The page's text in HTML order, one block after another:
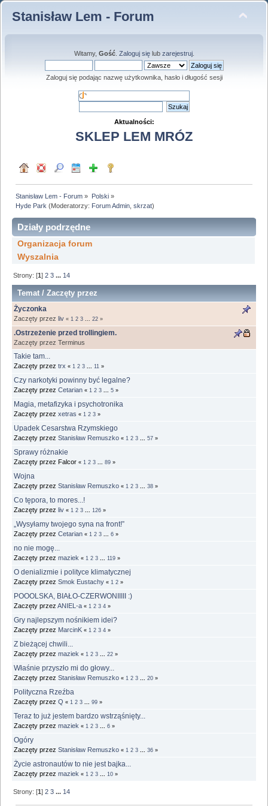
Stanisław Lem - Forum
Witamy, Gość. Zaloguj sięlub zarejestruj.
Zaloguj się podając nazwę użytkownika, hasło i długość sesji
Aktualności:
SKLEP LEM MRÓZ
Stanisław Lem - Forum » Polski»
Hyde Park (Moderatorzy: Forum Admin ,skrzat)
Działy podrzędne
Organizacja forum
Wyszalnia
Strony: [1]2 3 ... 14
Temat/Zaczęty przez
Życzonka
Zaczęty przez liv « 1 2 3 ... 22 »
.Ostrzeżenie przed trollingiem.
Zaczęty przez Terminus
Takie tam...
Zaczęty przez trx « 1 2 3 ... 11 »
Czy narkotyki powinny być legalne?
Zaczęty przez Cetarian « 1 2 3 ... 5 »
Magia, metafizyka i psychotronika
Zaczęty przez xetras « 1 2 3 »
Upadek Cesarstwa Rzymskiego
Zaczęty przez Stanisław Remuszko « 1 2 3 ... 57 »
Sprawy różnakie
Zaczęty przez Falcor « 1 2 3 ... 89 »
Wojna
Zaczęty przez Stanisław Remuszko « 1 2 3 ... 38 »
Co tępora, to mores...!
Zaczęty przez liv « 1 2 3 ... 126 »
„Wysyłamy twojego syna na front!”
Zaczęty przez Cetarian « 1 2 3 ... 6 »
no nie mogę...
Zaczęty przez maziek « 1 2 3 ... 119 »
O denializmie i polityce klimatycznej
Zaczęty przez Smok Eustachy « 1 2 »
POOOLSKA, BIAŁO-CZERWONIIIII :)
Zaczęty przez ANIEL-a « 1 2 3 4 »
Gry najlepszym nośnikiem idei?
Zaczęty przez MarcinK « 1 2 3 4 »
Z bieżącej chwili...
Zaczęty przez maziek « 1 2 3 ... 22 »
Właśnie przyszło mi do głowy...
Zaczęty przez Stanisław Remuszko « 1 2 3 ... 20 »
Polityczna Rzeźba
Zaczęty przez Q « 1 2 3 ... 99 »
Teraz to już jestem bardzo wstrząśnięty...
Zaczęty przez maziek « 1 2 3 ... 6 »
Ogóry
Zaczęty przez Stanisław Remuszko « 1 2 3 ... 36 »
Życie astronautów to nie jest bajka...
Zaczęty przez maziek « 1 2 3 ... 10 »
Strony: [1]2 3 ... 14